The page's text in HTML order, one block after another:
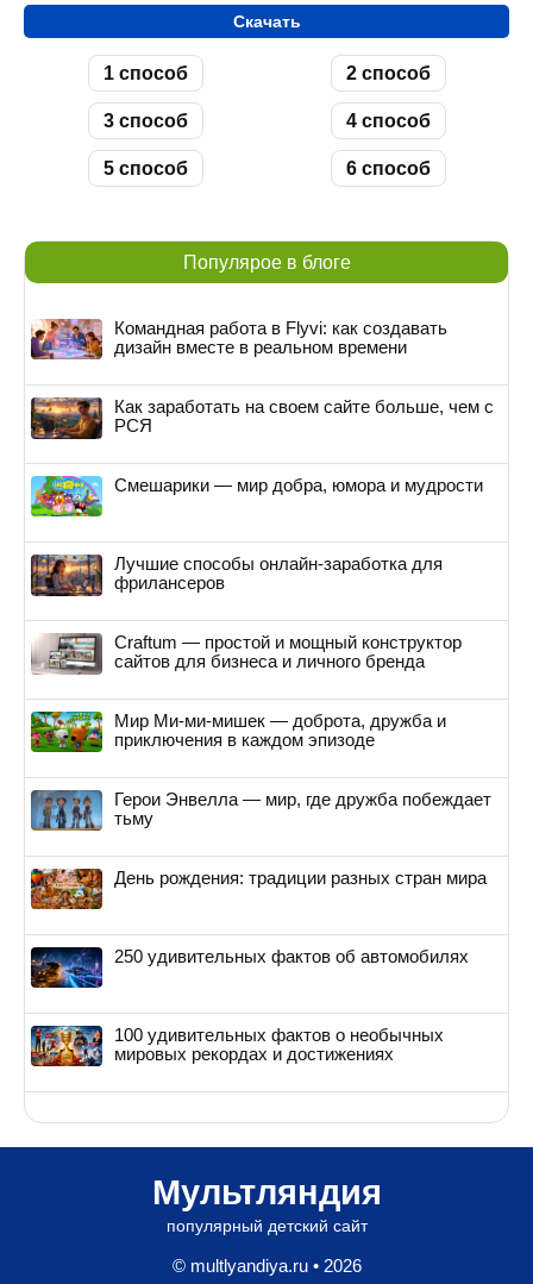
Скачать
1 способ 2 способ
3 способ 4 способ
5 способ 6 способ
Популярое в блоге
Командная работа в Flyvi: как создавать
дизайн вместе в реальном времени
Как заработать на своем сайте больше, чем с
РСЯ
Смешарики — мир добра, юмора и мудрости
Лучшие способы онлайн-заработка для
фрилансеров
Craftum — простой и мощный конструктор
сайтов для бизнеса и личного бренда
Мир Ми-ми-мишек — доброта, дружба и
приключения в каждом эпизоде
Герои Энвелла — мир, где дружба побеждает
тьму
День рождения: традиции разных стран мира
250 удивительных фактов об автомобилях
100 удивительных фактов о необычных
мировых рекордах и достижениях
Мультляндия
популярный детский сайт
© multlyandiya.ru • 2026